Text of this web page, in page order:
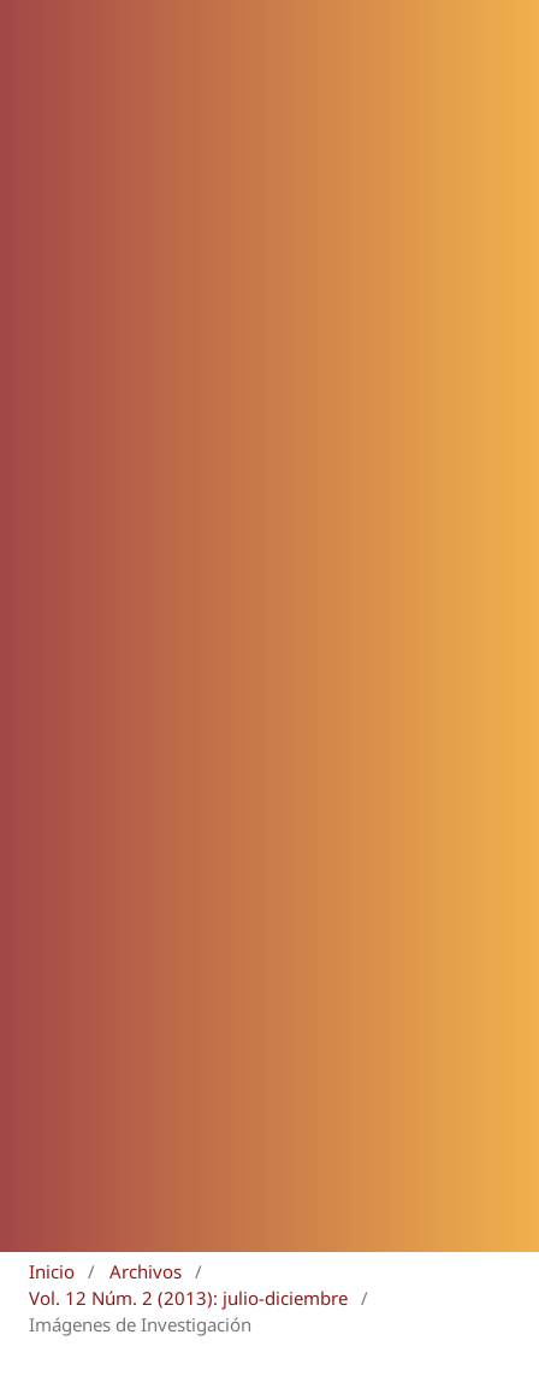
Inicio / Archivos /
Vol. 12 Núm. 2 (2013): julio-diciembre /
Imágenes de Investigación